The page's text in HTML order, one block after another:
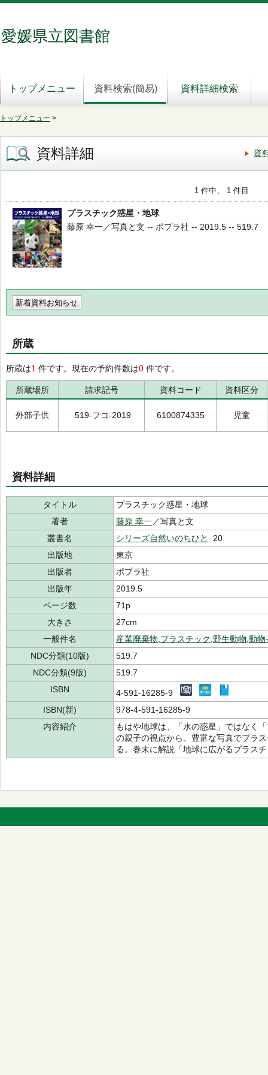
愛媛県立図書館
トップメニュー 資料検索(簡易) 資料詳細検索
トップメニュー >
資料詳細 資
1 件中、 1 件目
プラスチック惑星・地球
藤原 幸一／写真と文 -- ポプラ社 -- 2019.5 -- 519.7
新着資料お知らせ
所蔵
所蔵は1 件です。現在の予約件数は0 件です。
所蔵場所 請求記号 資料コード 資料区分
外部子供 519-フコ-2019 6100874335 児童
資料詳細
タイトル
プラスチック惑星・地球
著者
藤原 幸一／写真と文
叢書名
シリーズ自然いのちひと
20
出版地
東京
出版者
ポプラ社
出版年
2019.5
ページ数
71p
大きさ
27cm
一般件名
産業廃棄物 プラスチック 野生動物 動物
NDC分類(10版)
519.7
NDC分類(9版)
519.7
ISBN
4-591-16285-9
ISBN(新)
978-4-591-16285-9
内容紹介
もはや地球は、「水の惑星」ではなく
の親子の視点から、豊富な写真でプラ
る。巻末に解説「地球に広がるプラス